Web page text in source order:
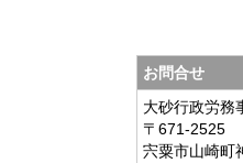
お問合せ
大砂行政労務
〒671-2525
宍粟市山崎町